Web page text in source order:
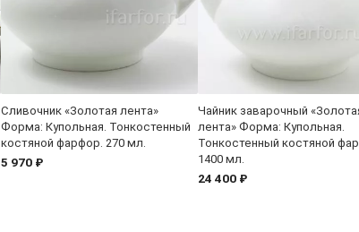
Сливочник «Золотая лента»
Форма: Купольная. Тонкостенный
костяной фарфор. 270 мл.
5 970 ₽
Чайник заварочный
лента» Форма: Купольная.
Тонкостенный костяной
1400 мл.
24 400 ₽